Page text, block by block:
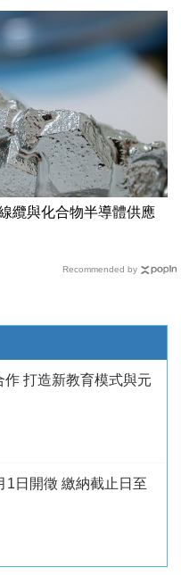
纜與化合物半導體供應
Recommended by
打造新教育模式與元
1日開徵 繳納截止日至